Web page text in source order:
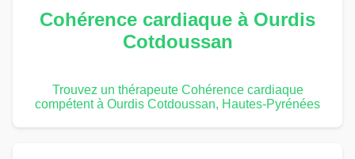
Cohérence cardiaque à Ourdis
Cotdoussan
Trouvez un thérapeute Cohérence cardiaque
compétent à Ourdis Cotdoussan, Hautes-Pyrénées